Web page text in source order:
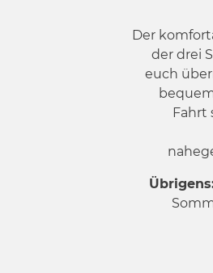
Der
der drei
euch
Fahrt